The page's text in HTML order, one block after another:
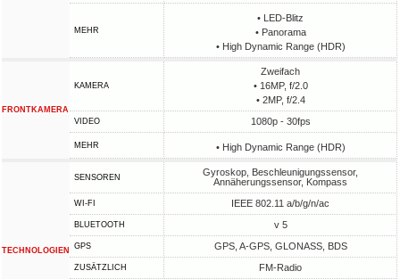
MEHR
• LED-Blitz
• Panorama
• High Dynamic Range (HDR)
FRONTKAMERA
KAMERA
Zweifach
• 16MP, f/2.0
• 2MP, f/2.4
VIDEO 1080p - 30fps
MEHR • High Dynamic Range (HDR)
TECHNOLOGIEN
SENSOREN
Gyroskop, Beschleunigungssensor,
Annäherungssensor, Kompass
WI-FI IEEE 802.11 a/b/g/n/ac
BLUETOOTH v 5
GPS GPS, A-GPS, GLONASS, BDS
ZUSÄTZLICH
FM-Radio